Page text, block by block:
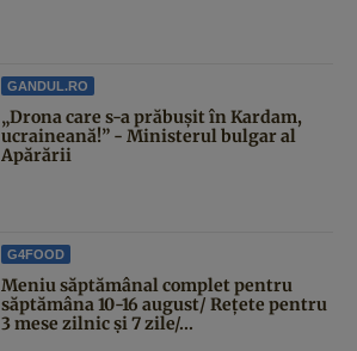
GANDUL.RO
„Drona care s-a prăbușit în Kardam,
ucraineană!” - Ministerul bulgar al
Apărării
G4FOOD
Meniu săptămânal complet pentru
săptămâna 10-16 august/ Rețete pentru
3 mese zilnic și 7 zile/...